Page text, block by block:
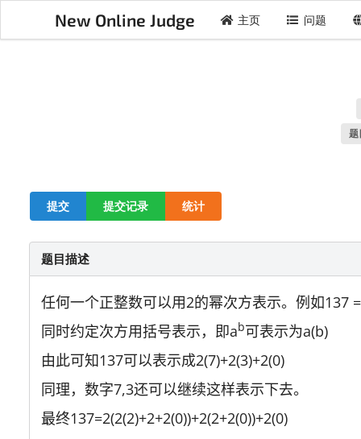
New Online Judge 主页 问题
题
提交 提交记录 统计
题目描述
任何一个正整数可以用2的幂次方表示。例如137
同时约定次方用括号表示，即ab可表示为a(b)
由此可知137可以表示成2(7)+2(3)+2(0)
同理，数字7,3还可以继续这样表示下去。
最终137=2(2(2)+2+2(0))+2(2+2(0))+2(0)